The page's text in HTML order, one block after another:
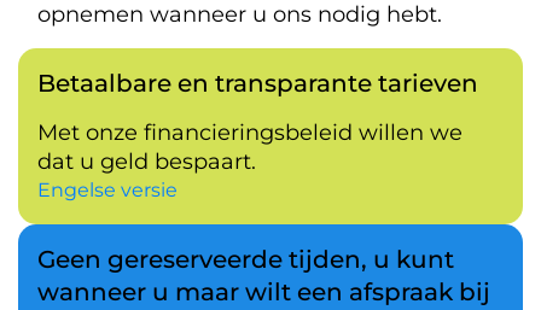
opnemen wanneer u ons nodig hebt.
Betaalbare en transparante tarieven
Met onze financieringsbeleid willen we
dat u geld bespaart.
Engelse versie
Geen gereserveerde tijden, u kunt
wanneer u maar wilt een afspraak bij